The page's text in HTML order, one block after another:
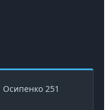
Осипенко 251